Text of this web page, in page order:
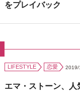
をプレイバック
LIFESTYLE 恋愛 2019/
エマ・ストーン、